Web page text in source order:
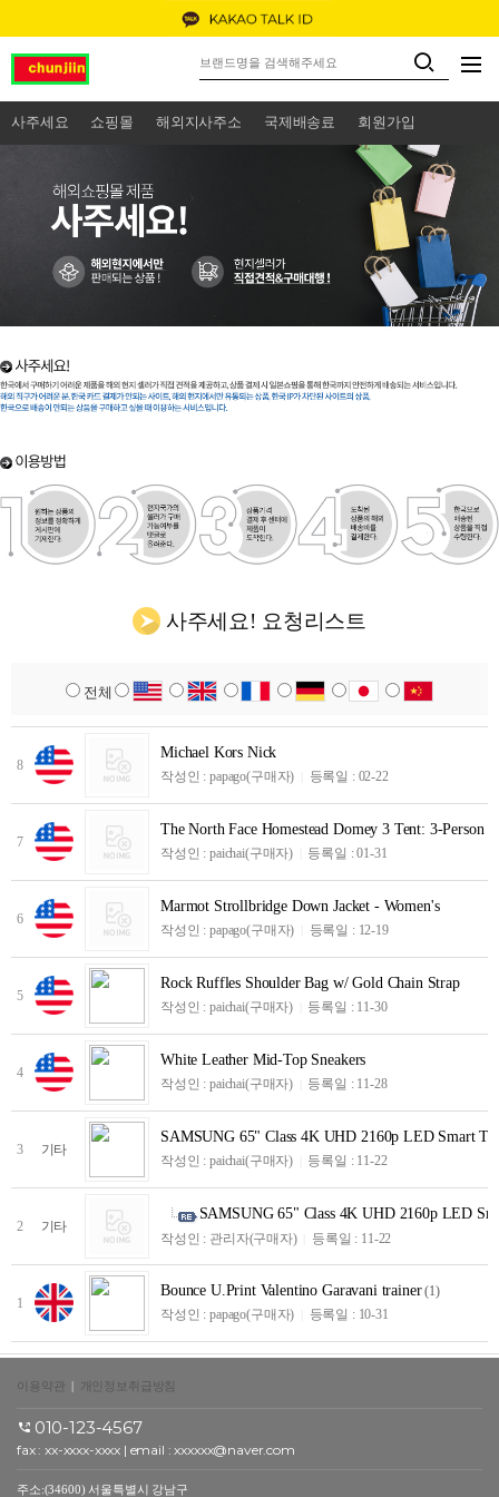
사주세요 쇼핑몰 해외지사주소 국제배송료 회원가입
사주세요! 요청리스트
전체
8
Michael Kors Nick
작성인 :papago(구매자) 등록일 : 02-22
7
The North Face Homestead Domey 3 Tent: 3-Person
작성인 :paichai(구매자) 등록일 : 01-31
6
Marmot Strollbridge Down Jacket - Women's
작성인 :papago(구매자) 등록일 : 12-19
5
Rock Ruffles Shoulder Bag w/ Gold Chain Strap
작성인 :paichai(구매자) 등록일 : 11-30
4
White Leather Mid-Top Sneakers
작성인 :paichai(구매자) 등록일 : 11-28
3 기타
SAMSUNG 65" Class 4K UHD 2160p LED Smart
작성인 :paichai(구매자) 등록일 : 11-22
2 기타
SAMSUNG 65" Class 4K UHD 2160p LED
작성인 : 관리자(구매자) 등록일 : 11-22
1
Bounce U.Print Valentino Garavani trainer (1)
작성인 :papago(구매자) 등록일 : 10-31
이용약관 | 개인정보취급방침
010-123-4567
fax : xx-xxxx-xxxx | email : xxxxxx@naver.com
주소:(34600) 서울특별시 강남구